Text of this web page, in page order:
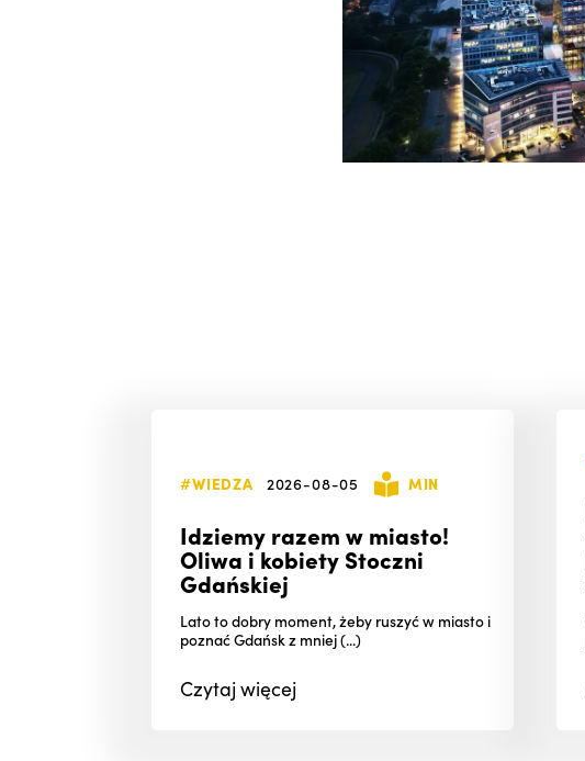
#WIEDZA 2026-08-05 MIN
Idziemy razem w miasto!
Oliwa i kobiety Stoczni
Gdańskiej
Lato to dobry moment, żeby ruszyć w miasto i
poznać Gdańsk z mniej (...)
Czytajwięcej